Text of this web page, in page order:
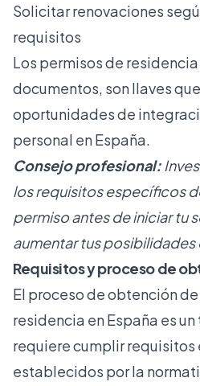
Solicitar renovaciones
requisitos
Los permisos de residencia
documentos, son llaves
oportunidades de
personal en España.
Consejo profesional:
los requisitos específicos
permiso antes de iniciar tu
aumentar tus
Requisitos y proceso de
El proceso de obtención
residencia en España es
requiere cumplir requisitos
establecidos por la